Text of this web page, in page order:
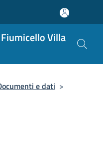
Villa
e dati >